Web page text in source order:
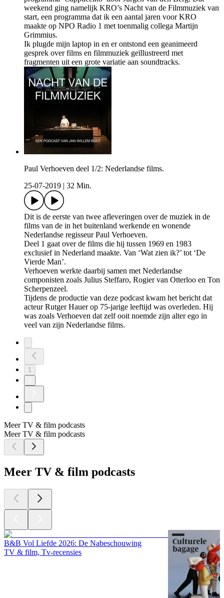
weekend ging namelijk KRO’s Nacht van de Filmmuziek van
start, een programma dat ik een aantal jaren voor KRO
maakte op NPO Radio 1 met toenmalig collega Martijn
Grimmius.
Ik plugde mijn laptop in en er ontstond een geanimeerd
gesprek over films en filmmuziek geïllustreerd met
fragmenten uit een grote variatie aan soundtracks.
Paul Verhoeven deel 1/2: Nederlandse films.
25-07-2019
32 Min.
Dit is de eerste van twee afleveringen over de muziek in de
films van de in het buitenland werkende en wonende
Nederlandse regisseur Paul Verhoeven.
Deel 1 gaat over de films die hij tussen 1969 en 1983
exclusief in Nederland maakte. Van ‘Wat zien ik?’ tot ‘De
Vierde Man’.
Verhoeven werkte daarbij samen met Nederlandse
componisten zoals Julius Steffaro, Rogier van Otterloo en Ton
Scherpenzeel.
Tijdens de productie van deze podcast kwam het bericht dat
acteur Rutger Hauer op 75-jarige leeftijd was overleden. Hij
was zoals Verhoeven dat zelf ooit noemde zijn alter ego in
veel van zijn Nederlandse films.
1
Meer TV & film podcasts
Meer TV & film podcasts
Meer TV & film podcasts
B&B Vol Liefde 2026: De Nabeschouwing
TV & film, Tv-recensies